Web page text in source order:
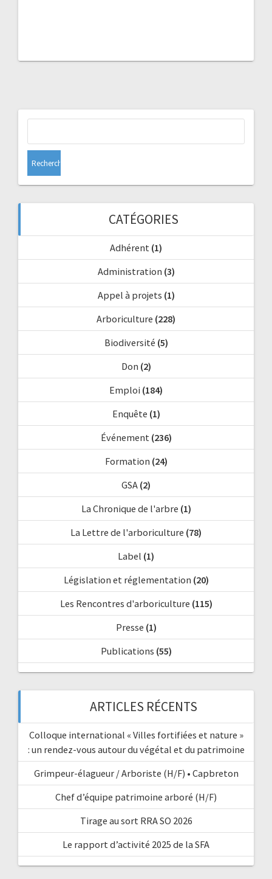
CATÉGORIES
Adhérent (1)
Administration (3)
Appel à projets (1)
Arboriculture (228)
Biodiversité (5)
Don (2)
Emploi (184)
Enquête (1)
Événement(236)
Formation (24)
GSA (2)
La Chronique de l'arbre (1)
La Lettre de l'arboriculture (78)
Label (1)
Législation et réglementation (20)
Les Rencontres d'arboriculture (115)
Presse (1)
Publications (55)
ARTICLES RÉCENTS
Colloque international « Villes fortifiées et nature »
: un rendez-vous autour du végétal et du patrimoine
Grimpeur-élagueur / Arboriste (H/F) • Capbreton
Chef d’équipe patrimoine arboré (H/F)
Tirage au sort RRA SO 2026
Le rapport d’activité 2025 de la SFA